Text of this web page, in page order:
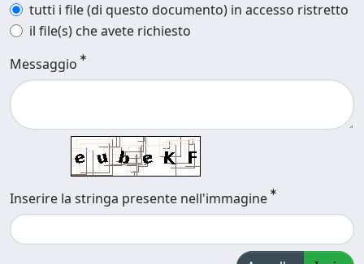
tutti i file (di questo documento) in accesso ristretto
il file(s) che avete richiesto
Messaggio
Inserire la stringa presente nell'immagine